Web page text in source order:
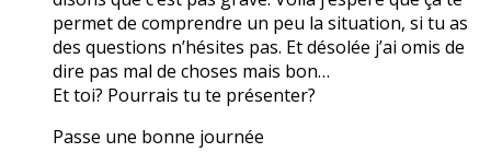
permet de comprendre un peu la situation, si tu as
des questions n’hésites pas. Et désolée j’ai omis de
dire pas mal de choses mais bon…
Et toi? Pourrais tu te présenter?
Passe une bonne journée